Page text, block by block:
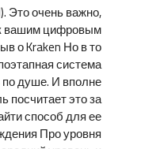
Это очень важно,
вашим цифровым
о Kraken Но в то
система
душе. И вполне
посчитает это за
способ для ее
Про уровня